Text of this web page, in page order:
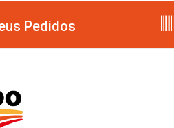
Pedidos